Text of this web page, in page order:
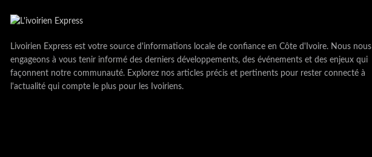
Livoirien Express est votre source d'informations locale de confiance en Côte d'Ivoire. Nous nous
engageons à vous tenir informé des derniers développements, des événements et des enjeux qui
façonnent notre communauté. Explorez nos articles précis et pertinents pour rester connecté à
l'actualité qui compte le plus pour les Ivoiriens.